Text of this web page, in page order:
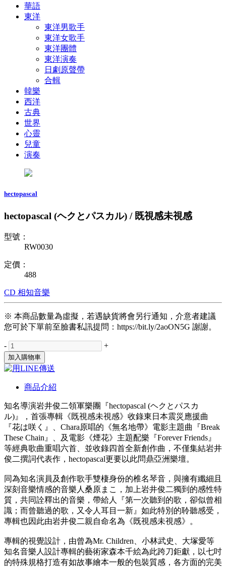
華語
東洋
東洋男歌手
東洋女歌手
東洋團體
東洋演奏
日劇原聲帶
合輯
韓樂
西洋
古典
世界
心靈
兒童
演奏
hectopascal
hectopascal (ヘクとパスカル) / 既視感未視感
型號：
RW0030
定價：
488
CD 相知音樂
※ 本商品數量為虛擬，若遇缺貨將會另行通知，介意者建議
您可於下單前至臉書私訊提問：https://bit.ly/2aoON5G 謝謝。
- +
加入購物車
商品介紹
知名導演岩井俊二領軍樂團『hectopascal (ヘクとパスカ
ル)』，首張專輯《既視感未視感》收錄東日本震災應援曲
『花は咲く』、Chara原唱的《無名地帶》電影主題曲『Break
These Chain』、及電影《煙花》主題配樂『Forever Friends』
等經典歌曲重唱六首、並收錄四首全新創作曲，不僅集結岩井
俊二撰詞代表作，hectopascal更要以此問鼎亞洲樂壇。
同為知名演員及創作歌手雙棲身份的椎名琴音，與擁有纖細且
深刻音樂情感的音樂人桑原まこ，加上岩井俊二獨到的感性特
質，共同詮釋出的音樂，帶給人『第一次聽到的歌，卻似曾相
識；而曾聽過的歌，又令人耳目一新』如此特別的聆聽感受，
專輯也因此由岩井俊二親自命名為《既視感未視感》。
專輯的視覺設計，由曾為Mr. Children、小林武史、大塚愛等
知名音樂人設計專輯的藝術家森本千絵為此跨刀鉅獻，以七吋
的特殊規格打造有如故事繪本一般的包裝質感，各方面的完美